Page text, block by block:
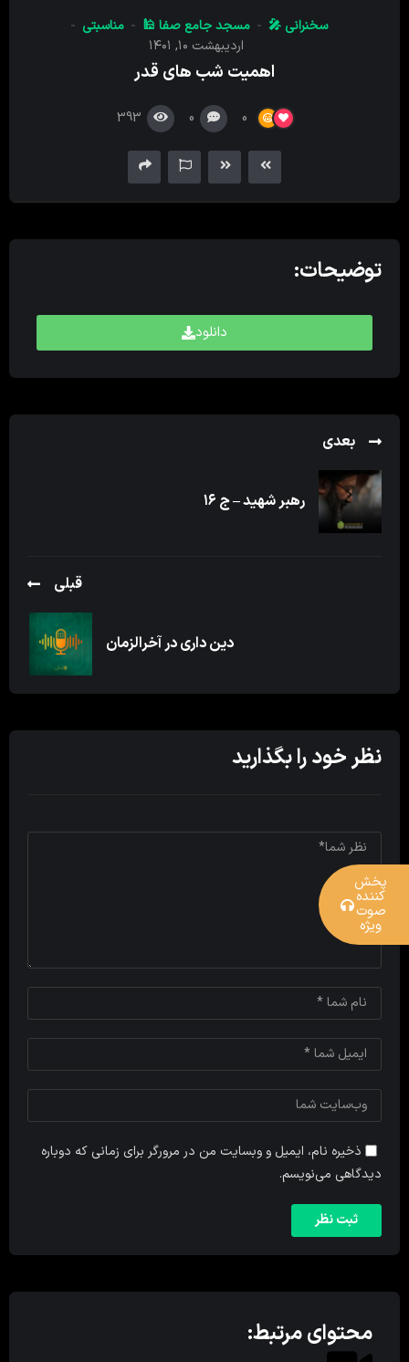
سخنرانی 🎤 مسجد جامع صفا 🕌
مناسبتی
اردیبهشت ۱۰, ۱۴۰۱
اهمیت شب های قدر
0
0
393
توضیحات:
دانلود
بعدی
رهبر شهید – ج ۱۶
قبلی
دین داری در آخرالزمان
نظر خود را بگذارید
ذخیره نام، ایمیل و وبسایت من در مرورگر برای زمانی که دوباره
دیدگاهی می‌نویسم.
محتوای مرتبط:
پخش
کننده
صوت
ویژه